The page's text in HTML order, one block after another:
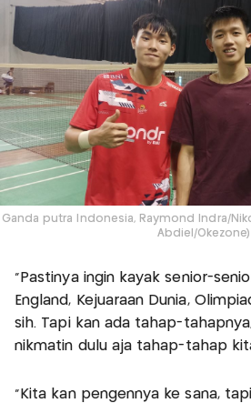
Ganda putra Indonesia, Raymond Indra/
Abdiel/Okezone)
"Pastinya ingin kayak senior-
England, Kejuaraan Dunia,
sih. Tapi kan ada tahap-
nikmatin dulu aja tahap-tahap
"Kita kan pengennya ke sana,